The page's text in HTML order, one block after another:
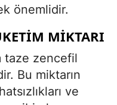
önemlidir.
MIKTARI
taze zencefil
Bu miktarın
ve